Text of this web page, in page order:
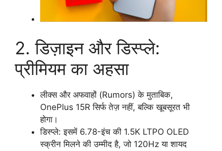
2. डिज़ाइन और डिस्प्ले:
प्रीमियम का अहसा
लीक्स और अफवाहों (Rumors) के मुताबिक,
OnePlus 15R सिर्फ तेज़ नहीं, बल्कि खूबसूरत भी
होगा।
डिस्प्ले: इसमें 6.78-इंच की 1.5K LTPO OLED
स्क्रीन मिलने की उम्मीद है, जो 120Hz या शायद